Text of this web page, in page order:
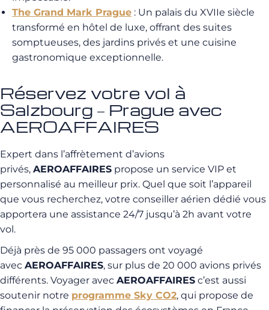
The Grand Mark Prague : Un palais du XVIIe siècle
transformé en hôtel de luxe, offrant des suites
somptueuses, des jardins privés et une cuisine
gastronomique exceptionnelle.
Réservez votre vol à
Salzbourg – Prague avec
AEROAFFAIRES
Expert dans l’affrètement d’avions
privés, AEROAFFAIRES propose un service VIP et
personnalisé au meilleur prix. Quel que soit l’appareil
que vous recherchez, votre conseiller aérien dédié vous
apportera une assistance 24/7 jusqu’à 2h avant votre
vol.
Déjà près de 95 000 passagers ont voyagé
avec AEROAFFAIRES, sur plus de 20 000 avions privés
différents. Voyager avec AEROAFFAIRES c’est aussi
soutenir notre programme Sky CO2, qui propose de